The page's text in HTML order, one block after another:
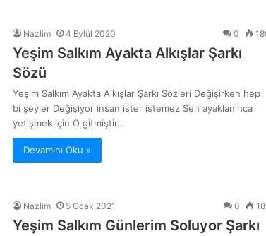
Nazlim 4 Eylül 2020 0
Yeşim Salkım Ayakta Alkışlar Şarkı
Sözü
Yeşim Salkım Ayakta Alkışlar Şarkı Sözleri Değişirken hep
bi şeyler Değişiyor insan ister istemez Sen ayaklanınca
yetişmek için O gitmiştir…
Devamını Oku »
Nazlim 5 Ocak 2021 0
Yeşim Salkım Günlerim Soluyor Şarkı